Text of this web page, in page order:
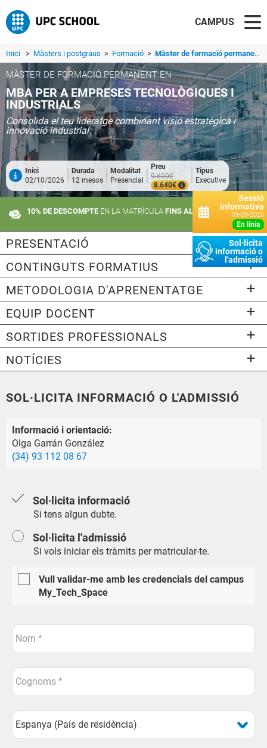
CAMPUS
Inici > Màsters i postgraus > Formació > Màster de formació permanent en MBA per a Empreses Tecnològiques i Industrials
Sessió
informativa
09-09-2026
en línia
Sol·licita
informació o
l'admissió
MÀSTER DE FORMACIÓ PERMANENT EN
MBA PER A EMPRESES TECNOLÒGIQUES I
INDUSTRIALS
Consolida el teu lideratge combinant visió estratègica i
innovació industrial.
Inici
02/10/2026
Durada
12 mesos
Modalitat
Presencial
Preu
9.600€
8.640€
Tipus
Executive
10% DE DESCOMPTE EN LA MATRÍCULA FINS AL 10 DE SETEMBRE
PRESENTACIÓ
CONTINGUTS FORMATIUS
METODOLOGIA D'APRENENTATGE
EQUIP DOCENT
SORTIDES PROFESSIONALS
NOTÍCIES
SOL·LICITA INFORMACIÓ O L'ADMISSIÓ
Informació i orientació:
Olga Garrán González
(34) 93 112 08 67
Sol·licita informació
Si tens algun dubte.
Sol·licita l'admissió
Si vols iniciar els tràmits per matricular-te.
Vull validar-me amb les credencials del campus
My_Tech_Space